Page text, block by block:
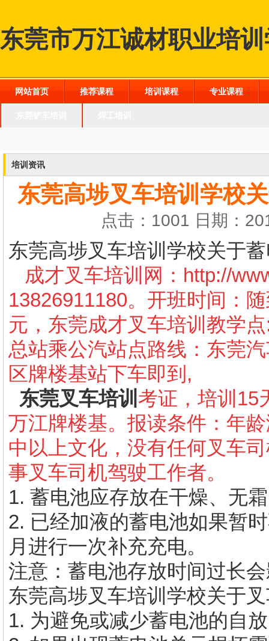
东莞市万江诚材职业培
网站首页 推荐课程 培训课程 专业课程
培训资讯
东莞高埗叉车培训学校
点击：1001 日期：
东莞高埗叉车培训学校关于
成才叉车培训网： http://
13826911180。开班时间：
元，东莞成才叉车培训教学
总站乘公汽站点路线：东莞
区牌楼基站下车即到,
东莞叉车培训 考证，培训15
万江牌楼基。报读条件：年
中以上文化，没有任何叉车
事叉车司机驾驶工作者。
1. 蓄电池应存放在干燥、无
2. 已经加液的蓄电池如果暂
月进行一次补充充电。
注意：蓄电池存放时间过长
东莞高埗叉车培训学校关于
1. 为避免或减少蓄电池的自